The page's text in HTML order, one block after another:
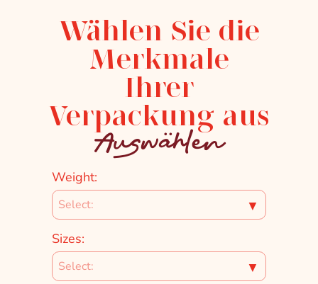
Wählen Sie die
Merkmale
Ihrer
Verpackung aus
Auswählen
Weight:
▼
Sizes:
▼